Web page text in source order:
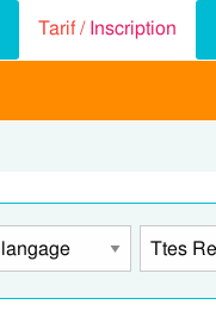
Tarif /Inscription